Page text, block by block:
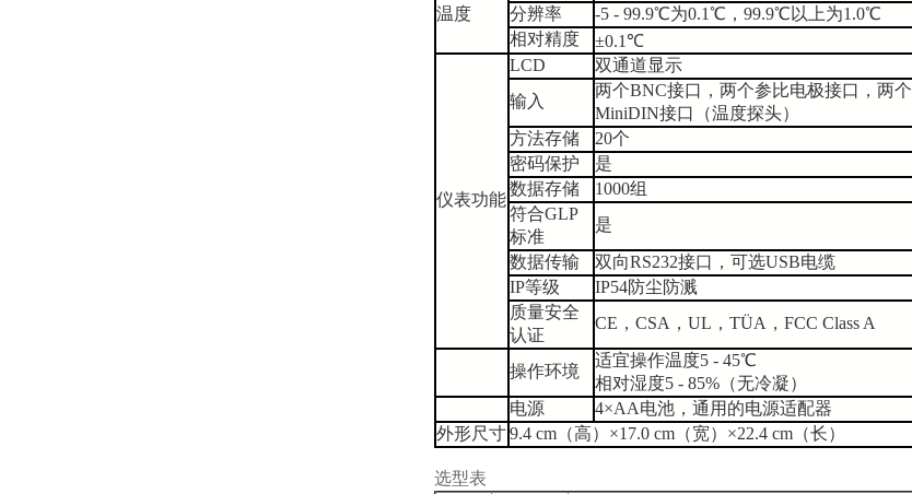
温度
分辨率
-5 - 99.9℃为0.1℃ ， 99.9℃ 以上为1.0℃
相对精度
±0.1 ℃
仪表功能
LCD
双通道显示
输入
两个BNC接口，两个参比电极接口，两个
MiniDIN接口（温度探头）
方法存储
20个
密码保护
是
数据存储
1000组
符合GLP
标准
是
数据传输
双向RS232接口，可选USB电缆
IP等级 IP54防尘防溅
质量安全
认证
CE ， CSA ， UL ， TÜA ， FCC Class A
操作环境
适宜操作温度5 - 45℃
相对湿度5 - 85% （无冷凝）
电源
4×AA电池，通用的电源适配器
外形尺寸9.4 cm （高） ×17.0 cm （宽） ×22.4 cm （长）
选型表